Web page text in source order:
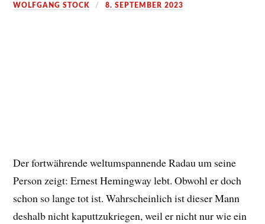
WOLFGANG STOCK 8. SEPTEMBER 2023
Der fortwährende weltumspannende Radau um seine
Person zeigt: Ernest Hemingway lebt. Obwohl er doch
schon so lange tot ist. Wahrscheinlich ist dieser Mann
deshalb nicht kaputtzukriegen, weil er nicht nur wie ein